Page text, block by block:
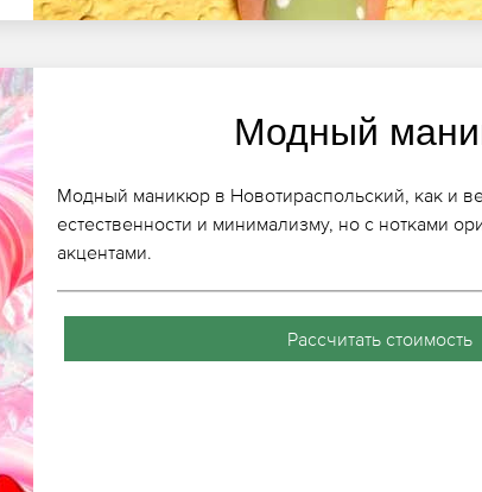
Модный
Модный маникюр в Новотираспольский, как и
естественности и минимализму, но с нотками
акцентами.
Рассчитать стоимость